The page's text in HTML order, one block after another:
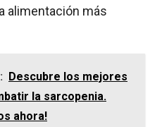
alimentación más
Descubre los mejores
la sarcopenia.
ahora!